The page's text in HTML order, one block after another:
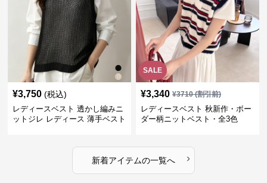
¥3,750 (税込)
レディースベスト 透かし編みニ
ットジレ レディース 薄手ベスト
SALE
¥3,340 ¥3710(割引前)
レディースベスト 秋新作・ボー
ダー柄ニットベスト・全3色
新着アイテムの一覧へ ›